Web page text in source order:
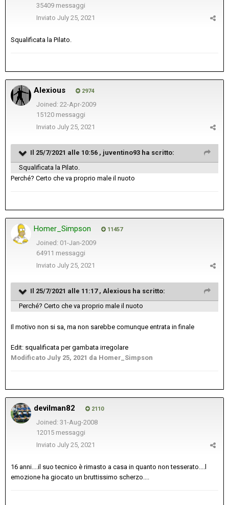
35409 messaggi
Inviato July 25, 2021
Squalificata la Pilato.
Alexious 2974
Joined: 22-Apr-2009
15120 messaggi
Inviato July 25, 2021
Il 25/7/2021 alle 10:56 , juventino93 ha scritto:
Squalificata la Pilato.
Perché? Certo che va proprio male il nuoto
Homer_Simpson 11457
Joined: 01-Jan-2009
64911 messaggi
Inviato July 25, 2021
Il 25/7/2021 alle 11:17 , Alexious ha scritto:
Perché? Certo che va proprio male il nuoto
Il motivo non si sa, ma non sarebbe comunque entrata in finale
Edit: squalificata per gambata irregolare
Modificato July 25, 2021 da Homer_Simpson
devilman82 2110
Joined: 31-Aug-2008
12015 messaggi
Inviato July 25, 2021
16 anni....il suo tecnico è rimasto a casa in quanto non tesserato....l
emozione ha giocato un bruttissimo scherzo....